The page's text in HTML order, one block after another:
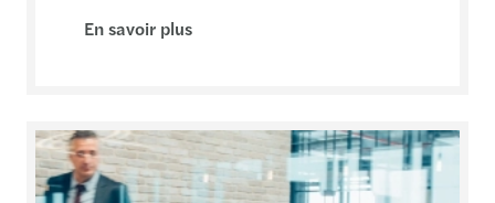
En savoir plus